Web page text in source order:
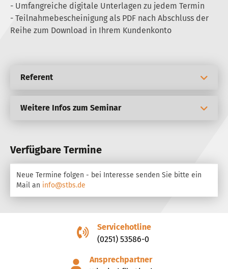
- Umfangreiche digitale Unterlagen zu jedem Termin
- Teilnahmebescheinigung als PDF nach Abschluss der
Reihe zum Download in Ihrem Kundenkonto
Referent
Weitere Infos zum Seminar
Verfügbare Termine
Neue Termine folgen - bei Interesse senden Sie bitte ein
Mail an info@stbs.de
Servicehotline
(0251) 53586-0
Ansprechpartner